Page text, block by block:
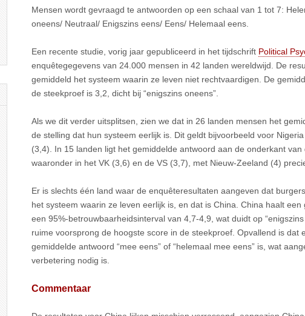
Mensen wordt gevraagd te antwoorden op een schaal van 1 tot 7:
oneens/ Neutraal/ Enigszins eens/ Eens/ Helemaal eens.
Een recente studie, vorig jaar gepubliceerd in het tijdschrift Political
enquêtegegevens van 24.000 mensen in 42 landen wereldwijd. De
gemiddeld het systeem waarin ze leven niet rechtvaardigen. De
de steekproef is 3,2, dicht bij “enigszins oneens”.
Als we dit verder uitsplitsen, zien we dat in 26 landen mensen het
de stelling dat hun systeem eerlijk is. Dit geldt bijvoorbeeld voor
(3,4). In 15 landen ligt het gemiddelde antwoord aan de onderkant van
waaronder in het VK (3,6) en de VS (3,7), met Nieuw-Zeeland (4)
Er is slechts één land waar de enquêteresultaten aangeven dat
het systeem waarin ze leven eerlijk is, en dat is China. China haalt
een 95%-betrouwbaarheidsinterval van 4,7-4,9, wat duidt op
ruime voorsprong de hoogste score in de steekproef. Opvallend is dat
gemiddelde antwoord “mee eens” of “helemaal mee eens” is, wat
verbetering nodig is.
Commentaar